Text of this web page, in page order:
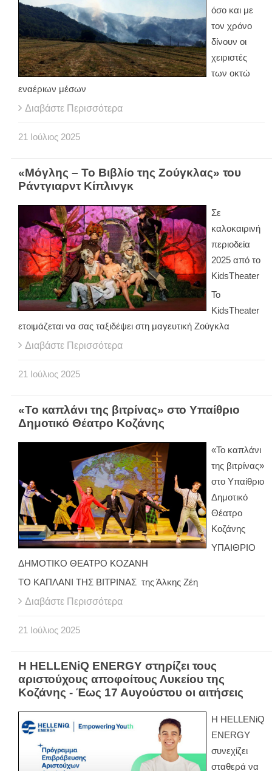
όσο και με
τον χρόνο
δίνουν οι
χειριστές
των οκτώ
εναέριων μέσων
Διαβάστε Περισσότερα
21 Ιούλιος 2025
«Μόγλης – Το Βιβλίο της Ζούγκλας» του
Ράντγιαρντ Κίπλινγκ
Σε
καλοκαιρινή
περιοδεία
2025 από το
KidsTheater
Το
KidsTheater
ετοιμάζεται να σας ταξιδέψει στη μαγευτική Ζούγκλα
Διαβάστε Περισσότερα
21 Ιούλιος 2025
«Το καπλάνι της βιτρίνας» στο Υπαίθριο
Δημοτικό Θέατρο Κοζάνης
«Το καπλάνι
της βιτρίνας»
στο Υπαίθριο
Δημοτικό
Θέατρο
Κοζάνης
ΥΠΑΙΘΡΙΟ
ΔΗΜΟΤΙΚΟ ΘΕΑΤΡΟ ΚΟΖΑΝΗ
ΤΟ ΚΑΠΛΑΝΙ ΤΗΣ ΒΙΤΡΙΝΑΣ της Άλκης Ζέη
Διαβάστε Περισσότερα
21 Ιούλιος 2025
Η HELLENiQ ENERGY στηρίζει τους
αριστούχους αποφοίτους Λυκείου της
Κοζάνης - Έως 17 Αυγούστου οι αιτήσεις
Η HELLENiQ
ENERGY
συνεχίζει
σταθερά να